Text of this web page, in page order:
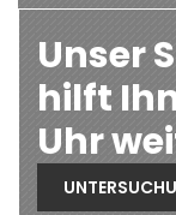
Unser
hilft
Uhr